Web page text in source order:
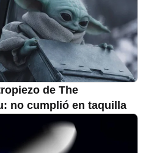
de The
no cumplió en taquilla